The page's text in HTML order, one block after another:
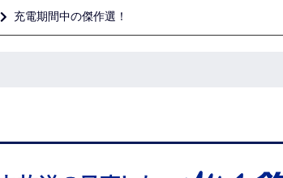
充電期間中の傑作選！